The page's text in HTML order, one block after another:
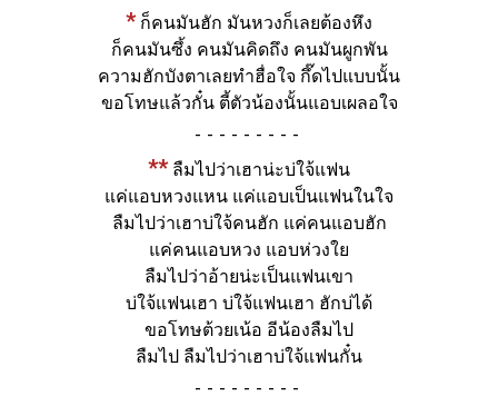
* ก็คนมันฮัก มันหวงก็เลยต้องหึง
ก็คนมันซึ้ง คนมันคิดถึง คนมันผูกพัน
ความฮักบังตาเลยทำฮื่อใจ กึ๊ดไปแบบนั้น
ขอโทษแล้วกั๋น ตี้ตัวน้องนั้นแอบเผลอใจ
-
** ลืมไปว่าเฮาน่ะบ่ใจ้แฟน
แค่แอบหวงแหน แค่แอบเป็นแฟนในใจ
ลืมไปว่าเฮาบ่ใจ้คนฮัก แค่คนแอบฮัก
แค่คนแอบหวง แอบห่วงใย
ลืมไปว่าอ้ายน่ะเป็นแฟนเขา
บ่ใจ้แฟนเฮา บ่ใจ้แฟนเฮา ฮักบ่ได้
ขอโทษต้วยเน้อ อีน้องลืมไป
ลืมไป ลืมไปว่าเฮาบ่ใจ้แฟนกั๋น
-